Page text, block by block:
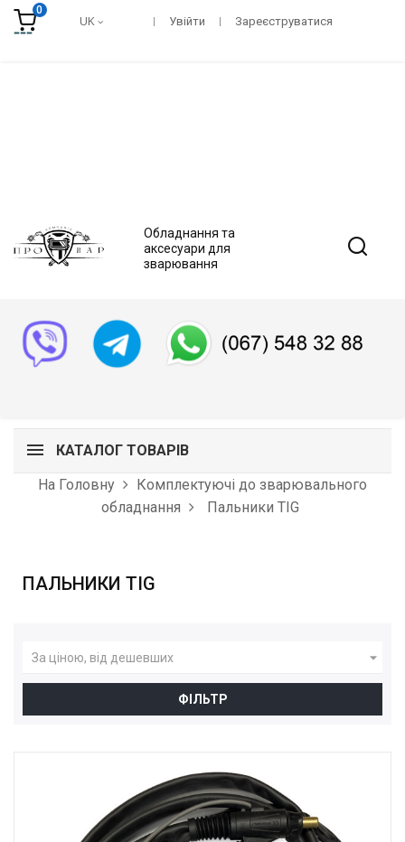
0
UK Увійти Зареєструватися
Обладнання та
аксесуари для
зварювання
КАТАЛОГ ТОВАРІВ
На Головну
Комплектуючі до зварювального
обладнання
Пальники TIG
ПАЛЬНИКИ TIG
За ціною, від дешевших 
ФІЛЬТР